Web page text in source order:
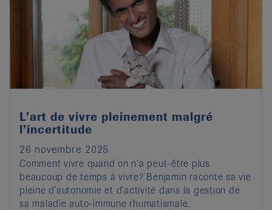
L’art de vivre pleinement malgré
l’incertitude
26 novembre 2025
Comment vivre quand on n’a peut-être plus
beaucoup de temps à vivre? Benjamin raconte sa vie
pleine d’autonomie et d’activité dans la gestion de
sa maladie auto-immune rhumatismale.